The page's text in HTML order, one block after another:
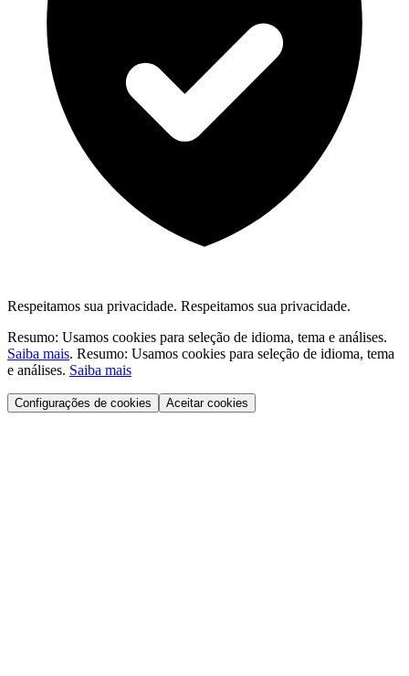
Respeitamos sua privacidade. Respeitamos sua privacidade.
Resumo: Usamos cookies para seleção de idioma, tema e análises.
Saiba mais. Resumo: Usamos cookies para seleção de idioma, tema
e análises. Saiba mais
Configurações de cookies Aceitar cookies